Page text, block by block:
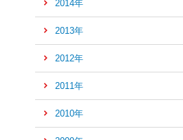
2014年
2013年
2012年
2011年
2010年